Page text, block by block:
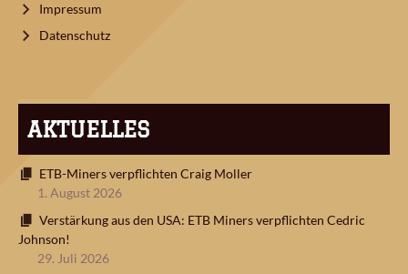
Impressum
Datenschutz
AKTUELLES
ETB-Miners verpflichten Craig Moller
1. August 2026
Verstärkung aus den USA: ETB Miners verpflichten Cedric
Johnson!
29. Juli 2026